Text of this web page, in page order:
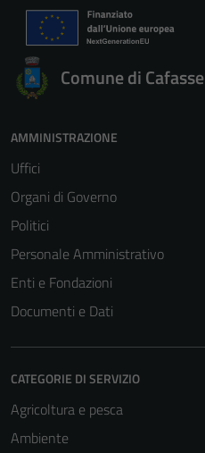
Comune di Cafasse
AMMINISTRAZIONE
Uffici
Organi di Governo
Politici
Personale Amministrativo
Enti e Fondazioni
Documenti e Dati
CATEGORIE DI SERVIZIO
Agricoltura e pesca
Ambiente